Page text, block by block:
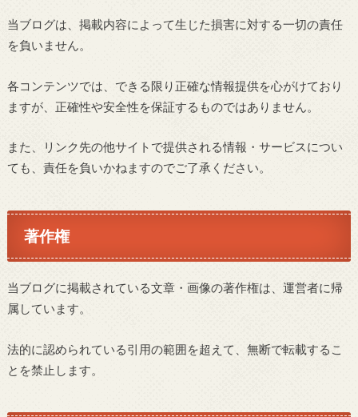
当ブログは、掲載内容によって生じた損害に対する一切の責任
を負いません。
各コンテンツでは、できる限り正確な情報提供を心がけており
ますが、正確性や安全性を保証するものではありません。
また、リンク先の他サイトで提供される情報・サービスについ
ても、責任を負いかねますのでご了承ください。
著作権
当ブログに掲載されている文章・画像の著作権は、運営者に帰
属しています。
法的に認められている引用の範囲を超えて、無断で転載するこ
とを禁止します。